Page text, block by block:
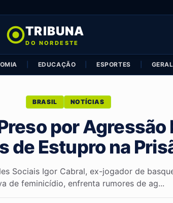
TRIBUNA
DO NORDESTE
EDUCAÇÃO ESPORTES GERAL
BRASIL NOTÍCIAS
por Agressão
de Estupro na
Sociais Igor Cabral, ex-jogador de
de feminicídio, enfrenta rumores de ag...